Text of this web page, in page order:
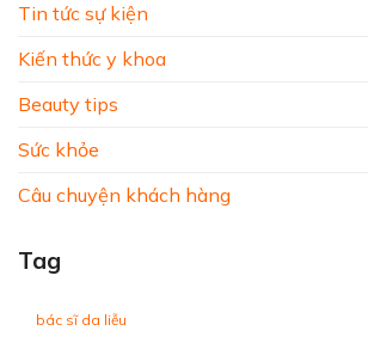
Tin tức sự kiện
Kiến thức y khoa
Beauty tips
Sức khỏe
Câu chuyện khách hàng
Tag
bác sĩ da liễu